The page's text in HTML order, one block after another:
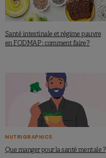
Santé intestinale et régime pauvre
en FODMAP : comment faire ?
NUTRIGRAPHICS
Que manger pour la santé mentale ?